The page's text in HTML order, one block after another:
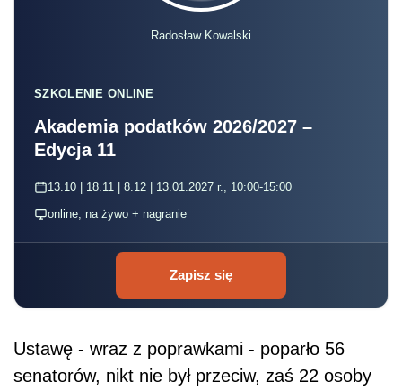
Radosław Kowalski
SZKOLENIE ONLINE
Akademia podatków 2026/2027 –
Edycja 11
13.10 | 18.11 | 8.12 | 13.01.2027 r., 10:00-15:00
online, na żywo + nagranie
Zapisz się
Ustawę - wraz z poprawkami - poparło 56
senatorów, nikt nie był przeciw, zaś 22 osoby